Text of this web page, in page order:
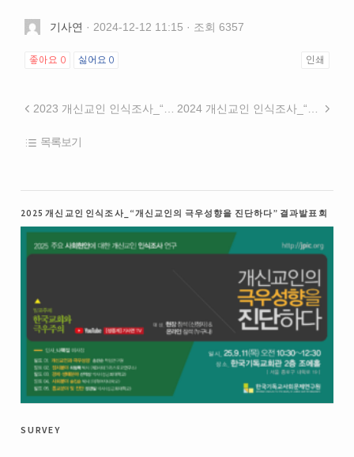
기사연 · 2024-12-12 11:15 · 조회 6357
좋아요 0 싫어요 0 인쇄
목록보기
2025 개신교인 인식조사_“개신교인의 극우성향을 진단하다” 결과발표회
survey